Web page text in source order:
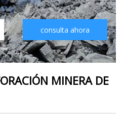
consulta ahora
MINERA DE